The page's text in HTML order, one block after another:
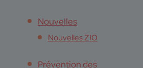
Nouvelles
Nouvelles ZIO
Prévention des